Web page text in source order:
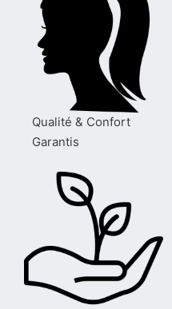
Qualité & Confort
Garantis